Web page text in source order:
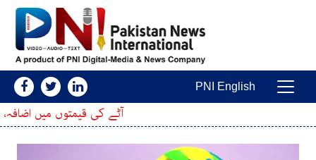
Main Navigation
PNI English
آٹے کی قیمتوں میں اضافہ، 20 کلو کا تھیلا مزید کتنا مہنگا ہوگیا؟